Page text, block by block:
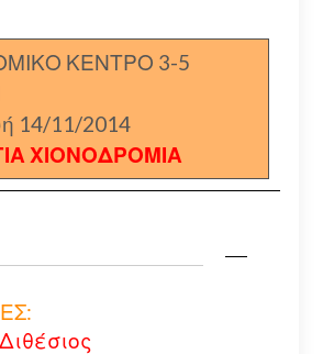
ΚΕΝΤΡΟ 3-5
14/11/2014
ΧΙΟΝΟΔΡΟΜΙΑ